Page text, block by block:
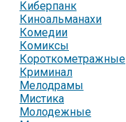
Киберпанк
Киноальманахи
Комедии
Комиксы
Короткометражные
Криминал
Мелодрамы
Мистика
Молодежные